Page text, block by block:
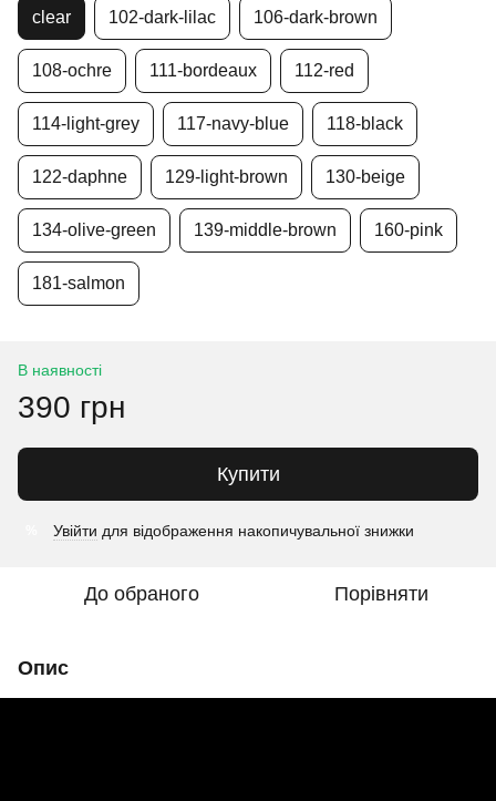
clear 102-dark-lilac 106-dark-brown
108-ochre 111-bordeaux 112-red
114-light-grey 117-navy-blue 118-black
122-daphne 129-light-brown 130-beige
134-olive-green 139-middle-brown 160-pink
181-salmon
В наявності
390 грн
Купити
Увійти для відображення накопичувальної знижки
До обраного Порівняти
Опис